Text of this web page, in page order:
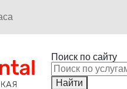
Поиск по сайту
Найти